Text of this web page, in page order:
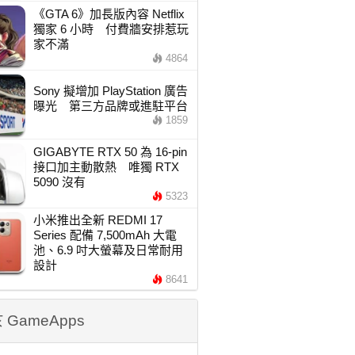
《GTA 6》加長版內容 Netflix
獨家 6 小時 付費牆安排惹玩
家不滿
4864
Sony 擬增加 PlayStation 廣告
曝光 第三方品牌或進駐平台
1859
GIGABYTE RTX 50 為 16-pin
接口加主動散熱 唯獨 RTX
5090 沒有
5323
小米推出全新 REDMI 17
Series 配備 7,500mAh 大電
池、6.9 吋大螢幕及日常耐用
設計
8641
GameApps